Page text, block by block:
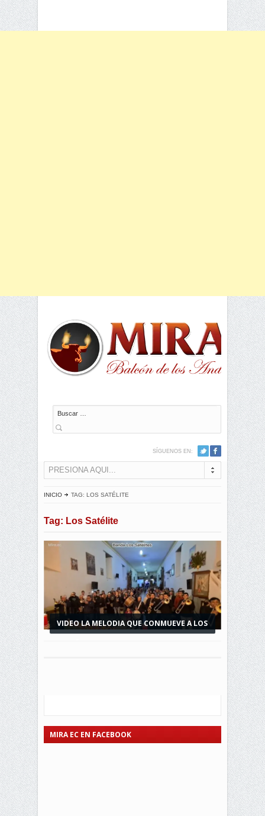
Buscar
SÍGUENOS EN:
PRESIONA AQUI...
INICIO TAG: LOS SATÉLITE
Tag: Los Satélite
VIDEO LA MELODIA QUE CONMUEVE A LOS
MIRA EC EN FACEBOOK